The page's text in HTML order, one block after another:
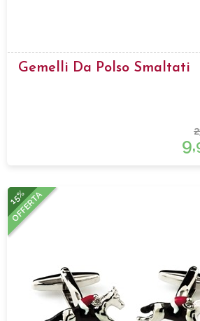
Gemelli Da Polso Smaltati
9,
15%
OFFERTA